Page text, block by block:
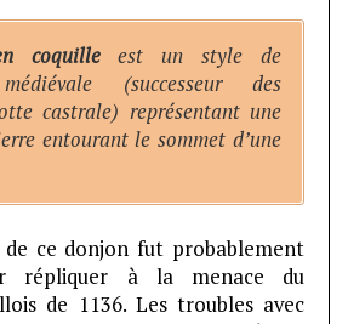
coquilleest un style de
(successeur des
castrale) représentant une
entourant le sommet d’une
ce donjon fut probablement
répliquer à la menace du
de 1136. Les troubles avec